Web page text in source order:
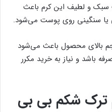
سبک و لطیف این کرم باعث
سنگینی روی پوست می‌شود.
میلی‌لیتر: حجم بالای محصول باعث می‌شود
باشد و نیاز به خرید مکرر
ترک شکم بی بی